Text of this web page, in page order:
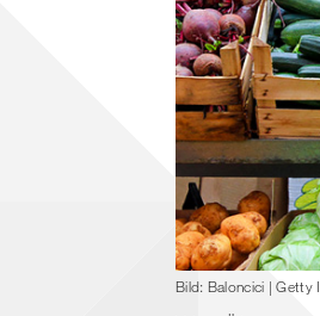
Bild: Baloncici | Getty